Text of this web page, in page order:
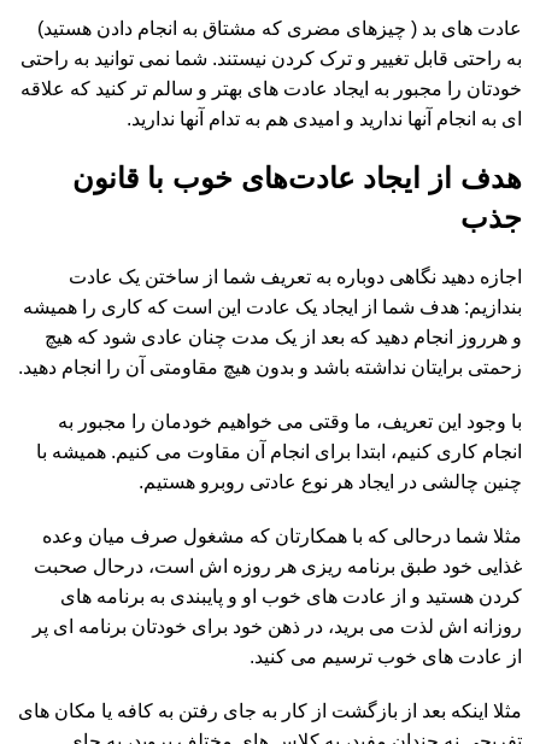
عادت های بد ( چیزهای مضری که مشتاق به انجام دادن هستید)
به راحتی قابل تغییر و ترک کردن نیستند. شما نمی توانید به راحتی
خودتان را مجبور به ایجاد عادت های بهتر و سالم تر کنید که علاقه
ای به انجام آنها ندارید و امیدی هم به تدام آنها ندارید.
هدف از ایجاد عادت‌های خوب با قانون
جذب
اجازه دهید نگاهی دوباره به تعریف شما از ساختن یک عادت
بندازیم: هدف شما از ایجاد یک عادت این است که کاری را همیشه
و هرروز انجام دهید که بعد از یک مدت چنان عادی شود که هیچ
زحمتی برایتان نداشته باشد و بدون هیچ مقاومتی آن را انجام دهید.
با وجود این تعریف، ما وقتی می خواهیم خودمان را مجبور به
انجام کاری کنیم، ابتدا برای انجام آن مقاوت می کنیم. همیشه با
چنین چالشی در ایجاد هر نوع عادتی روبرو هستیم.
مثلا شما درحالی که با همکارتان که مشغول صرف میان وعده
غذایی خود طبق برنامه ریزی هر روزه اش است، درحال صحبت
کردن هستید و از عادت های خوب او و پایبندی به برنامه های
روزانه اش لذت می برید، در ذهن خود برای خودتان برنامه ای پر
از عادت های خوب ترسیم می کنید.
مثلا اینکه بعد از بازگشت از کار به جای رفتن به کافه یا مکان های